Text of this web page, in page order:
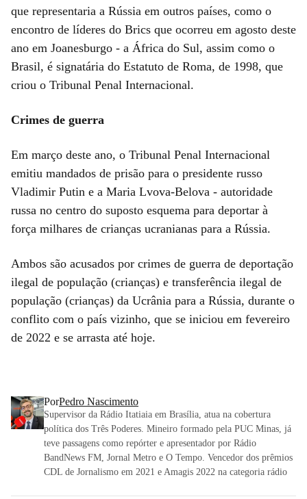
que representaria a Rússia em outros países, como o
encontro de líderes do Brics que ocorreu em agosto deste
ano em Joanesburgo - a África do Sul, assim como o
Brasil, é signatária do Estatuto de Roma, de 1998, que
criou o Tribunal Penal Internacional.
Crimes de guerra
Em março deste ano, o Tribunal Penal Internacional
emitiu mandados de prisão para o presidente russo
Vladimir Putin e a Maria Lvova-Belova - autoridade
russa no centro do suposto esquema para deportar à
força milhares de crianças ucranianas para a Rússia.
Ambos são acusados por crimes de guerra de deportação
ilegal de população (crianças) e transferência ilegal de
população (crianças) da Ucrânia para a Rússia, durante o
conflito com o país vizinho, que se iniciou em fevereiro
de 2022 e se arrasta até hoje.
PorPedro Nascimento
Supervisor da Rádio Itatiaia em Brasília, atua na cobertura
política dos Três Poderes. Mineiro formado pela PUC Minas, já
teve passagens como repórter e apresentador por Rádio
BandNews FM, Jornal Metro e O Tempo. Vencedor dos prêmios
CDL de Jornalismo em 2021 e Amagis 2022 na categoria rádio